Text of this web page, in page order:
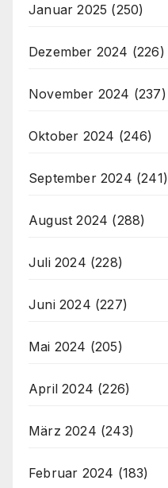
Januar 2025 (250)
Dezember 2024 (226)
November 2024 (237)
Oktober 2024 (246)
September 2024 (241)
August 2024 (288)
Juli 2024 (228)
Juni 2024 (227)
Mai 2024 (205)
April 2024 (226)
März 2024 (243)
Februar 2024 (183)